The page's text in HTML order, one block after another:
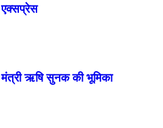
ऋषि सुनक की भूमिका